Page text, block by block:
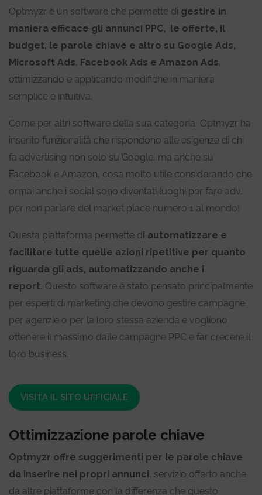
Optmyzr è un software che permette di gestire in
maniera efficace gli annunci PPC, le offerte, il
budget, le parole chiave e altro su Google Ads,
Microsoft Ads, Facebook Ads e Amazon Ads,
ottimizzando e applicando modifiche in maniera
semplice e intuitiva.
Come per altri software della sua categoria, Optmyzr ha
inserito funzionalità che rispondono alle esigenze di chi
fa advertising non solo su Google, ma anche su
Facebook e Amazon, cosa molto utile considerando che
ormai anche i social sono diventati luoghi per fare adv,
per non parlare del market place numero 1 al mondo!
Questa piattaforma permette di automatizzare e
facilitare tutte quelle azioni ripetitive per quanto
riguarda gli ads, automatizzando anche i
report. Questo software è stato pensato principalmente
per esperti di marketing che devono gestire campagne
per agenzie o per la loro stessa azienda e vogliono
ottenere il massimo dalle campagne PPC e far crecere il
loro business.
VISITA IL SITO UFFICIALE
Ottimizzazione parole chiave
Optmyzr offre suggerimenti per le parole chiave
da inserire nei propri annunci, servizio offerto anche
da altre piattaforme con la differenza che questo